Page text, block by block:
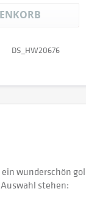
DS_HW20676
wunderschön
stehen: